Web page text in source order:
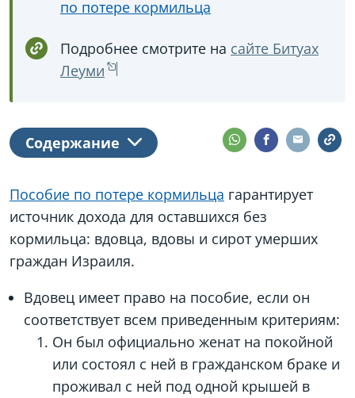
по потере кормильца
Подробнее смотрите на сайте Битуах
Леуми
Содержание
Пособие по потере кормильца гарантирует
источник дохода для оставшихся без
кормильца: вдовца, вдовы и сирот умерших
граждан Израиля.
Вдовец имеет право на пособие, если он
соответствует всем приведенным критериям:
Он был официально женат на покойной
или состоял с ней в гражданском браке и
проживал с ней под одной крышей в